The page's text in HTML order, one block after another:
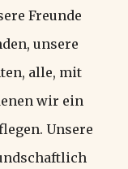
Freunde
unsere
alle, mit
wir ein
Unsere